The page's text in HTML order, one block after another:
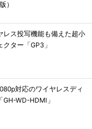
）
レス投写機能も備えた超小
ター「GP3」
対応のワイヤレスディ
WD-HDMI」